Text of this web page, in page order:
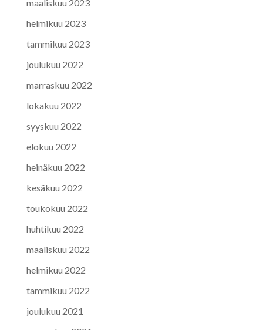
maaliskuu 2023
helmikuu 2023
tammikuu 2023
joulukuu 2022
marraskuu 2022
lokakuu 2022
syyskuu 2022
elokuu 2022
heinäkuu 2022
kesäkuu 2022
toukokuu 2022
huhtikuu 2022
maaliskuu 2022
helmikuu 2022
tammikuu 2022
joulukuu 2021